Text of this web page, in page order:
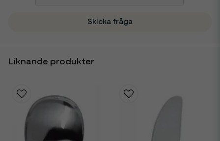
Skicka fråga
Liknande produkter